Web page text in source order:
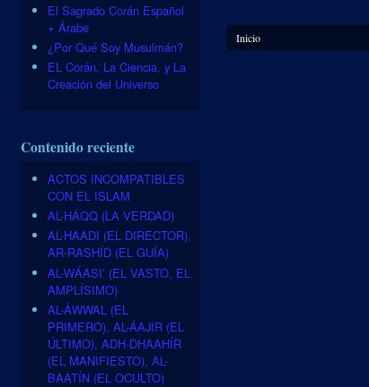
Se encuentra usted aquí
Inicio
El Sagrado Corán Español
+ Árabe
¿Por Qué Soy Musulmán?
EL Corán, La Ciencia, y La
Creación del Universo
Contenido reciente
ACTOS INCOMPATIBLES
CON EL ISLAM
AL-HÁQQ (LA VERDAD)
AL-HAADI (EL DIRECTOR),
AR-RASHÍD (EL GUÍA)
AL-WÁASI’ (EL VASTO, EL
AMPLÍSIMO)
AL-ÁWWAL (EL
PRIMERO), AL-ÁAJIR (EL
ÚLTIMO), ADH-DHAAHÍR
(EL MANIFIESTO), AL-
BAATÍN (EL OCULTO)